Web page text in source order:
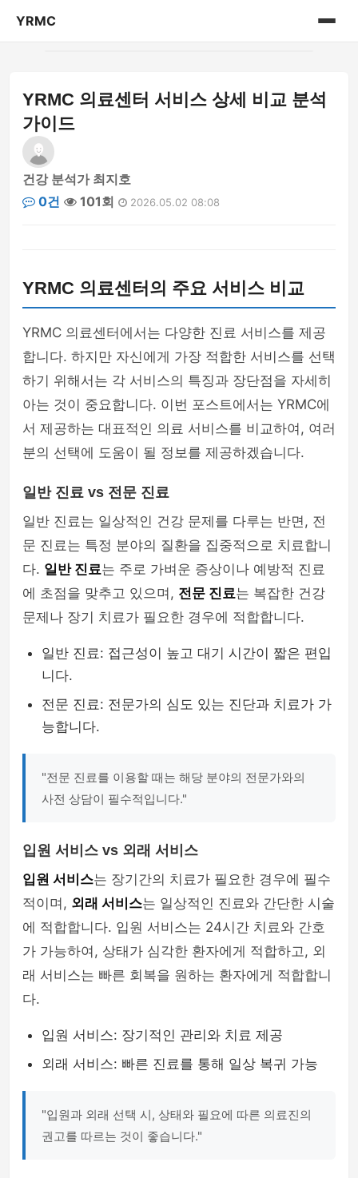
YRMC
의료 센터 정보
YRMC 의료센터 서비스 상세 비교 분석
가이드
건강 분석가 최지호
0건
101회 2026.05.02 08:08
YRMC 의료센터의 주요 서비스 비교
YRMC 의료센터에서는 다양한 진료 서비스를 제공
합니다. 하지만 자신에게 가장 적합한 서비스를 선택
하기 위해서는 각 서비스의 특징과 장단점을 자세히
아는 것이 중요합니다. 이번 포스트에서는 YRMC에
서 제공하는 대표적인 의료 서비스를 비교하여, 여러
분의 선택에 도움이 될 정보를 제공하겠습니다.
일반 진료 vs 전문 진료
일반 진료는 일상적인 건강 문제를 다루는 반면, 전
문 진료는 특정 분야의 질환을 집중적으로 치료합니
다. 일반 진료는 주로 가벼운 증상이나 예방적 진료
에 초점을 맞추고 있으며, 전문 진료는 복잡한 건강
문제나 장기 치료가 필요한 경우에 적합합니다.
일반 진료: 접근성이 높고 대기 시간이 짧은 편입
니다.
전문 진료: 전문가의 심도 있는 진단과 치료가 가
능합니다.
"전문 진료를 이용할 때는 해당 분야의 전문가와의
사전 상담이 필수적입니다."
입원 서비스 vs 외래 서비스
입원 서비스는 장기간의 치료가 필요한 경우에 필수
적이며, 외래 서비스는 일상적인 진료와 간단한 시술
에 적합합니다. 입원 서비스는 24시간 치료와 간호
가 가능하여, 상태가 심각한 환자에게 적합하고, 외
래 서비스는 빠른 회복을 원하는 환자에게 적합합니
다.
입원 서비스: 장기적인 관리와 치료 제공
외래 서비스: 빠른 진료를 통해 일상 복귀 가능
"입원과 외래 선택 시, 상태와 필요에 따른 의료진의
권고를 따르는 것이 좋습니다."